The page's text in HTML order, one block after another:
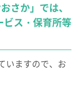
さか」では、
ビス・保育所等
いますので、お